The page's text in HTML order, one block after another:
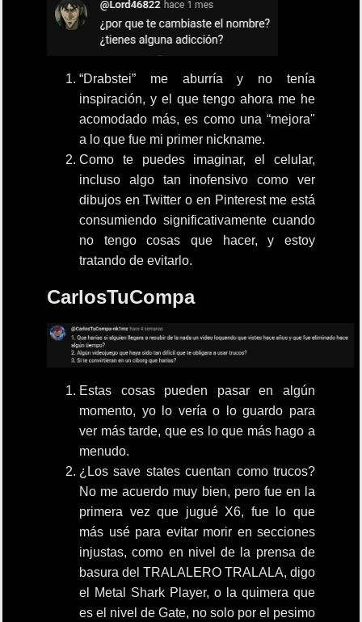
“Drabstei” me aburría y no tenía
inspiración, y el que tengo ahora me he
acomodado más, es como una “mejora"
a lo que fue mi primer nickname.
Como te puedes imaginar, el celular,
incluso algo tan inofensivo como ver
dibujos en Twitter o en Pinterest me está
consumiendo significativamente cuando
no tengo cosas que hacer, y estoy
tratando de evitarlo.
CarlosTuCompa
Estas cosas pueden pasar en algún
momento, yo lo vería o lo guardo para
ver más tarde, que es lo que más hago a
menudo.
¿Los save states cuentan como trucos?
No me acuerdo muy bien, pero fue en la
primera vez que jugué X6, fue lo que
más usé para evitar morir en secciones
injustas, como en nivel de la prensa de
basura del TRALALERO TRALALA, digo
el Metal Shark Player, o la quimera que
es el nivel de Gate, no solo por el pesimo